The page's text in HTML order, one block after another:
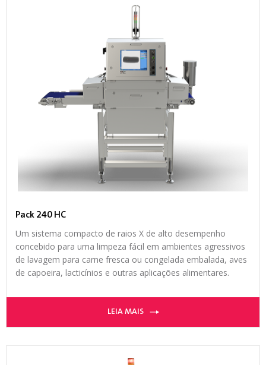
Pack 240 HC
Um sistema compacto de raios X de alto desempenho
concebido para uma limpeza fácil em ambientes agressivos
de lavagem para carne fresca ou congelada embalada, aves
de capoeira, lacticínios e outras aplicações alimentares.
LEIA MAIS